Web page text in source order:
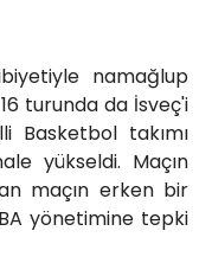
namağlup
turunda da İsveç'i
Basketbol takımı
yükseldi. Maçın
maçın erken bir
yönetimine tepki